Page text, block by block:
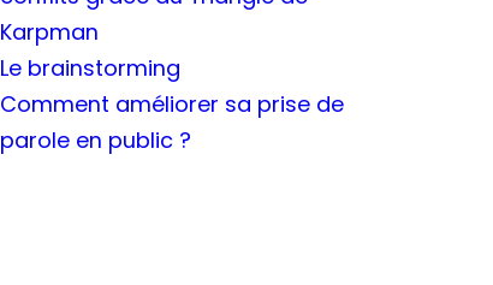
Karpman
Le brainstorming
Comment améliorer sa prise de
parole en public ?